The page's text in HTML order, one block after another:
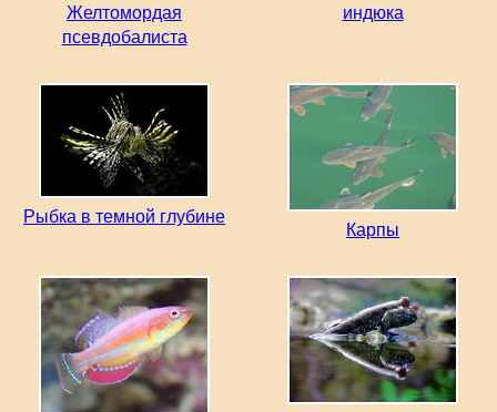
Желтомордая
псевдобалиста
индюка
Рыбка в темной глубине
Карпы